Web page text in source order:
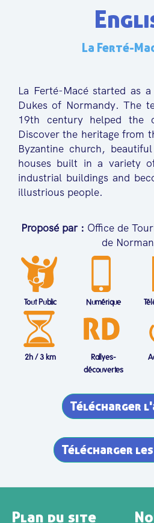
La Ferté-
La Ferté-Macé started as
Dukes of Normandy. The
19th century helped the
Discover the heritage from
Byzantine church,
houses built in a variety
industrial buildings and
illustrious people.
Proposé par : Office de
de
Tout Public Numérique
2h / 3 km
Rallyes-
découvertes
Télécharger
Télécharger
Plan du site